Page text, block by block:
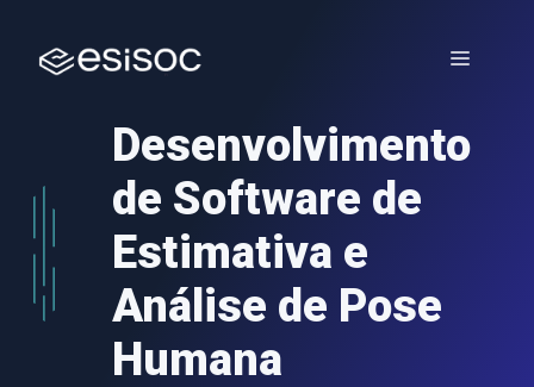
Menu
Desenvolvimento
de Software de
Estimativa e
Análise de Pose
Humana